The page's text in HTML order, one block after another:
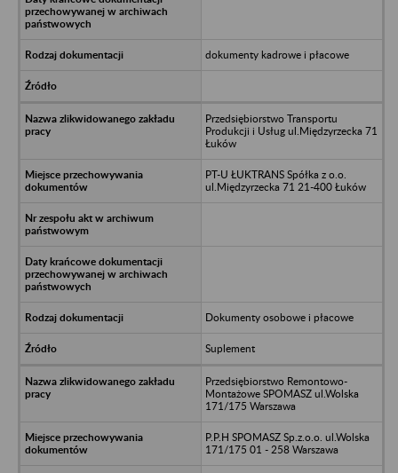
dokumenty kadrowe i płacowe
Przedsiębiorstwo Transportu
Produkcji i Usług ul.Międzyrzecka 71
Łuków
PT-U ŁUKTRANS Spółka z o.o.
ul.Międzyrzecka 71 21-400 Łuków
Dokumenty osobowe i płacowe
Suplement
Przedsiębiorstwo Remontowo-
Montażowe SPOMASZ ul.Wolska
171/175 Warszawa
P.P.H SPOMASZ Sp.z.o.o. ul.Wolska
171/175 01 - 258 Warszawa